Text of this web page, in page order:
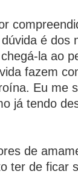
é dos
la ao
fazem
Eu me
já tendo
de
ter de ficar